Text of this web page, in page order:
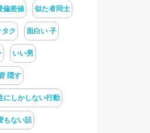
偏差値 似た者同士
ク 面白い 子
いい男
隠す
にしかしない行動
もない話